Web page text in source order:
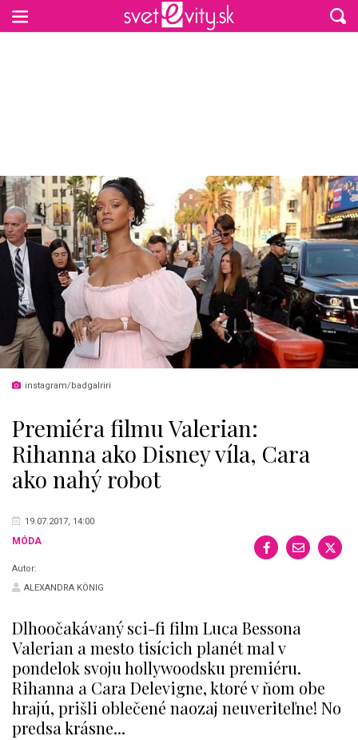
instagram/badgalriri
Premiéra filmu Valerian:
Rihanna ako Disney víla, Cara
ako nahý robot
19.07.2017, 14:00
MÓDA
Autor:
ALEXANDRA KÖNIG
Dlhoočakávaný sci-fi film Luca Bessona
Valerian a mesto tisícich planét mal v
pondelok svoju hollywoodsku premiéru.
Rihanna a Cara Delevigne, ktoré v ňom obe
hrajú, prišli oblečené naozaj neuveriteľne! No
predsa krásne...